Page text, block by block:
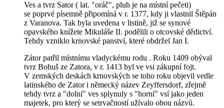
Ves a tvrz Sator ( lat. "oráč", pluh je na místní pečeti)
se poprvé písemně připomíná v r. 1377, kdy ji vlastnil Štěpán
z Varanova. Tak byla uvedena v listině, již se synové
opavského knížete Mikuláše II. podělili o otcovské dědictví.
Tehdy vzniklo krnovské panství, které obdržel Jan I.
Zátor patřil místnímu vladyckému rodu . Roku 1409 obýval
tvrz Bohuš ze Zatora, v r. 1413 byl ve vsi zákupní fojt.
V zemských deskách krnovských se toho roku objevil vedle
latinského de Zator i německý název Zeyffersdorf, zřejmě
tehdy tvrz a "dolní" ves splynuly s "horní" vsí jako jeden
majetek, pro který se setrvačností užívalo obou názvů.